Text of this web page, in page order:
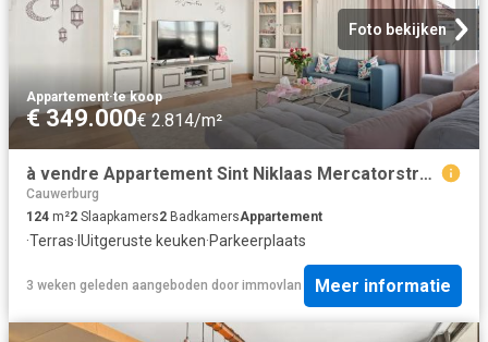
Foto bekijken
Appartement·te koop
€ 349.000€ 2.814/m²
à vendre Appartement Sint Niklaas Mercatorstraat
Cauwerburg
124 m²2 Slaapkamers2 BadkamersAppartement
·Terras· IUitgeruste keuken·Parkeerplaats
3 weken geleden aangeboden door immovlan Meer informatie